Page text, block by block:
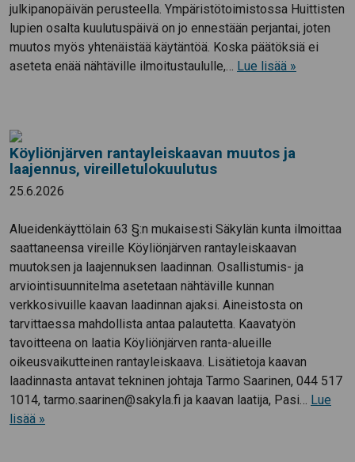
julkipanopäivän perusteella. Ympäristötoimistossa Huittisten
lupien osalta kuulutuspäivä on jo ennestään perjantai, joten
muutos myös yhtenäistää käytäntöä. Koska päätöksiä ei
aseteta enää nähtäville ilmoitustaululle,… Lue lisää »
Köyliönjärven rantayleiskaavan muutos ja
laajennus, vireilletulokuulutus
25.6.2026
Alueidenkäyttölain 63 §:n mukaisesti Säkylän kunta ilmoittaa
saattaneensa vireille Köyliönjärven rantayleiskaavan
muutoksen ja laajennuksen laadinnan. Osallistumis- ja
arviointisuunnitelma asetetaan nähtäville kunnan
verkkosivuille kaavan laadinnan ajaksi. Aineistosta on
tarvittaessa mahdollista antaa palautetta. Kaavatyön
tavoitteena on laatia Köyliönjärven ranta-alueille
oikeusvaikutteinen rantayleiskaava. Lisätietoja kaavan
laadinnasta antavat tekninen johtaja Tarmo Saarinen, 044 517
1014, tarmo.saarinen@sakyla.fi ja kaavan laatija, Pasi… Lue
lisää »